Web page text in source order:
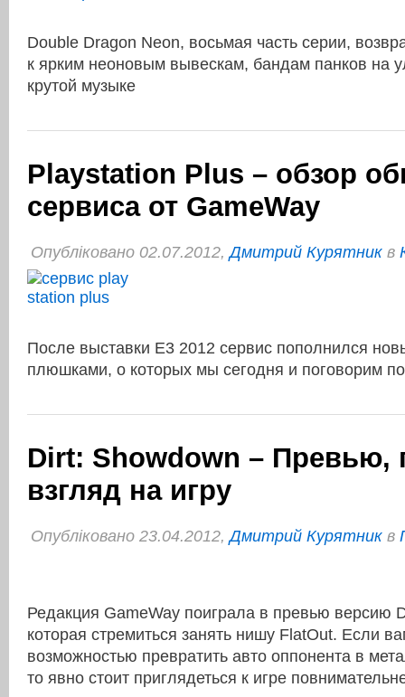
Double Dragon Neon, восьмая часть серии,
к ярким неоновым вывескам, бандам панков на
крутой музыке
Рlaystation Рlus – обзор
сервиса от GameWay
Опубліковано 02.07.2012,Дмитрий Курятник в
После выставки Е3 2012 сервис пополнился
плюшками, о которых мы сегодня и поговорим
Dirt: Showdown – Превью,
взгляд на игру
Опубліковано 23.04.2012,Дмитрий Курятник в
Редакция GameWay поиграла в превью версию
которая стремиться занять нишу FlatOut. Если
возможностью превратить авто оппонента в
то явно стоит приглядеться к игре